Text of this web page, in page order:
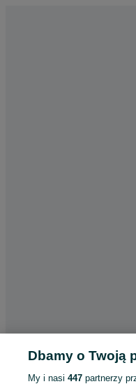
Dbamy o Twoją
My i nasi 447partnerzy